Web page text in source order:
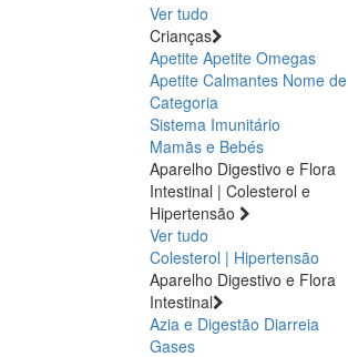
Ver tudo
Crianças
Apetite Apetite Omegas
Apetite Calmantes Nome de
Categoria
Sistema Imunitário
Mamãs e Bebés
Aparelho Digestivo e Flora
Intestinal | Colesterol e
Hipertensão
Ver tudo
Colesterol | Hipertensão
Aparelho Digestivo e Flora
Intestinal
Azia e Digestão Diarreia
Gases